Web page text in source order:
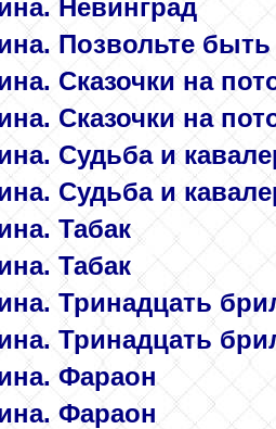
Невинград
Позвольте
Сказочки на
Сказочки на
Судьба и
Судьба и
Табак
Табак
Тринадцать
Тринадцать
Фараон
Фараон